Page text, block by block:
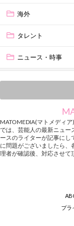
海外
タレント
ニュース・時事
MATOMEDIA(マトメディ
では、芸能人の最新ニュー
ースのライターが記事に
に問題がございましたら
理者が確認後、対応させて
プラ